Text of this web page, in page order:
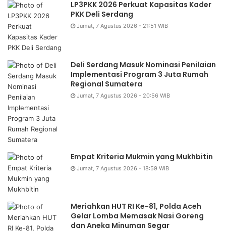
LP3PKK 2026 Perkuat Kapasitas Kader
PKK Deli Serdang
Jumat, 7 Agustus 2026 - 21:51 WIB
Deli Serdang Masuk Nominasi Penilaian
Implementasi Program 3 Juta Rumah
Regional Sumatera
Jumat, 7 Agustus 2026 - 20:56 WIB
Empat Kriteria Mukmin yang Mukhbitin
Jumat, 7 Agustus 2026 - 18:59 WIB
Meriahkan HUT RI Ke-81, Polda Aceh
Gelar Lomba Memasak Nasi Goreng
dan Aneka Minuman Segar